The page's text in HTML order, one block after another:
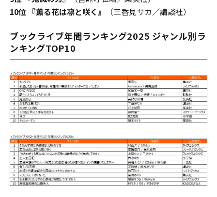
10位 『薫る花は凛と咲く』
（三香見サカ／講談社）
ブックライブ年間ランキング2025 ジャンル別ラ
ンキングTOP10